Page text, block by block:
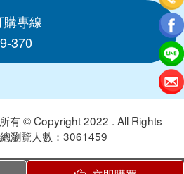
購專線
370
有 © Copyright 2022 . All Rights
瀏覽人數：3061459